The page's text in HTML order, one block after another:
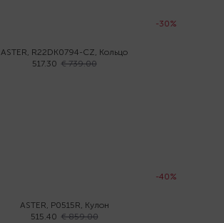
-30%
ASTER, R22DK0794-CZ, Кольцо
517.30 € 739.00
-40%
ASTER, P0515R, Кулон
515.40 € 859.00